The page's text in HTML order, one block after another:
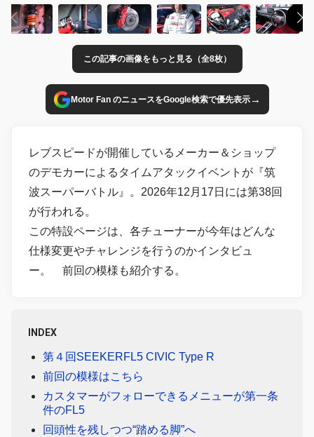
この記事の画像をもっと見る（全8枚）
Motor Fan のニュースをGoogle検索で優先表示→
レブスピードが開催しているメーカー＆ショップ
のデモカーによるタイムアタックイベントが『筑
波スーパーバトル』。2026年12月17日には第38回
が行われる。
この特設ページは、各チューナーが今年はどんな
仕様変更やチャレンジを行うのかインタビュ
ー。 前回の模様も紹介する。
INDEX
第４回SEEKERFL5 CIVIC Type R
前回の模様はこちら
カスタマーがフォローできるメニューが第一条
件のFL5
回頭性を残しつつ“踏める脚”へ